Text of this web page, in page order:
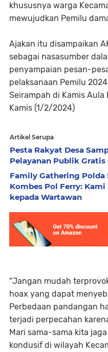
khususnya warga
mewujudkan Pemilu
Ajakan itu disampaikan
sebagai nasasumber
penyampaian pesan-
pelaksanaan Pemilu
Seirampah di Kamis Aula
Kamis (1/2/2024)
Artikel Serupa
Pesta Rakyat Desa
Pelayanan Publik
Family Gathering Polda
Kombes Pol Ferry:
kepada Wartawan
"Jangan mudah
hoax yang dapat
Perbedaan pandangan
terjadi perpecahan
Mari sama-sama kita
kondusif di wilayah